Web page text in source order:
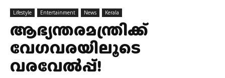
Lifestyle Entertainment News Kerala
ആഭ്യന്തരമന്ത്രിക്ക്
വേഗവരയിലൂടെ
വരവേൽപ്പ്!